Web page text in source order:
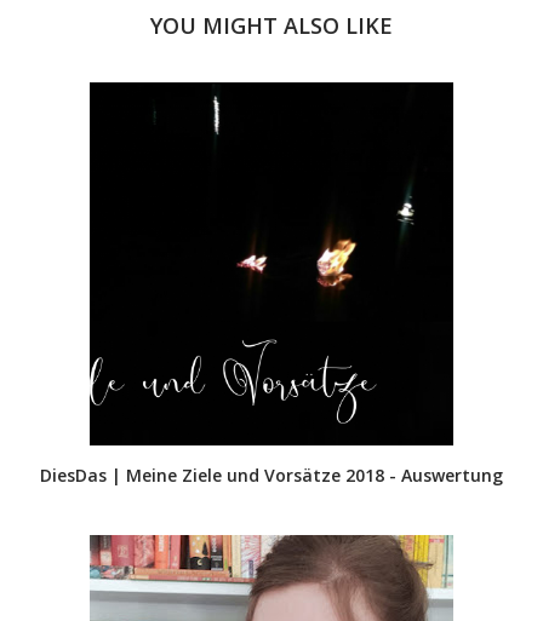
YOU MIGHT ALSO LIKE
DiesDas | Meine Ziele und Vorsätze 2018 - Auswertung